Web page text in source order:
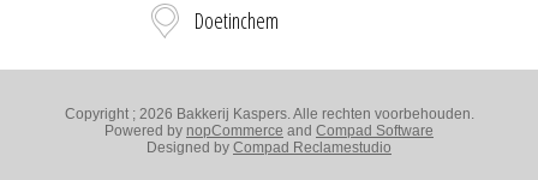
Doetinchem
Copyright ; 2026 Bakkerij Kaspers. Alle rechten voorbehouden.
Powered by nopCommerce and Compad Software
Designed by Compad Reclamestudio